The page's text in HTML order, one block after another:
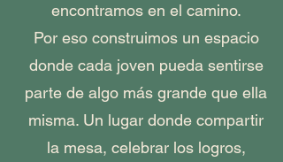
encontramos en el camino.
Por eso construimos un espacio
donde cada joven pueda sentirse
parte de algo más grande que ella
misma. Un lugar donde compartir
la mesa, celebrar los logros,